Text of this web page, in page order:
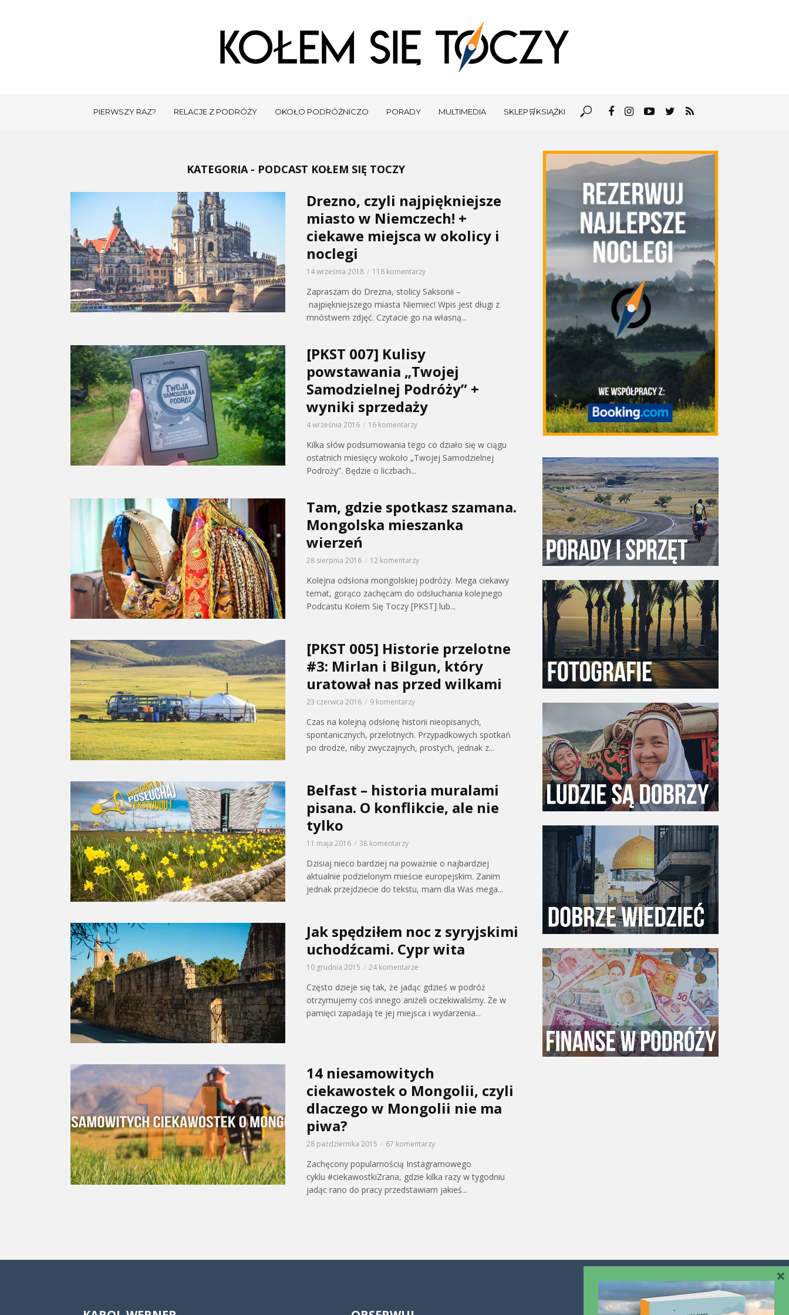
PIERWSZY RAZ? RELACJE Z PODRÓŻY OKOŁO PODRÓŻNICZO PORADY MULTIMEDIA SKLEP🛒KSIĄŻKI
KATEGORIA - PODCAST KOŁEM SIĘ TOCZY
Drezno, czyli najpiękniejsze
miasto w Niemczech! +
ciekawe miejsca w okolicy i
noclegi
14 września 2018 118 komentarzy
Zapraszam do Drezna, stolicy Saksonii –
najpiękniejszego miasta Niemiec! Wpis jest długi z
mnóstwem zdjęć. Czytacie go na własną...
[PKST 007] Kulisy
powstawania „Twojej
Samodzielnej Podróży” +
wyniki sprzedaży
4 września 2016 16 komentarzy
Kilka słów podsumowania tego co działo się w ciągu
ostatnich miesięcy wokoło „Twojej Samodzielnej
Podroży”. Będzie o liczbach...
Tam, gdzie spotkasz szamana.
Mongolska mieszanka
wierzeń
28 sierpnia 2016 12 komentarzy
Kolejna odsłona mongolskiej podróży. Mega ciekawy
temat, gorąco zachęcam do odsłuchania kolejnego
Podcastu Kołem Się Toczy [PKST] lub...
[PKST 005] Historie przelotne
#3: Mirlan i Bilgun, który
uratował nas przed wilkami
23 czerwca 2016 9 komentarzy
Czas na kolejną odsłonę historii nieopisanych,
spontanicznych, przelotnych. Przypadkowych spotkań
po drodze, niby zwyczajnych, prostych, jednak z...
Belfast – historia muralami
pisana. O konflikcie, ale nie
tylko
11 maja 2016 38 komentarzy
Dzisiaj nieco bardziej na poważnie o najbardziej
aktualnie podzielonym mieście europejskim. Zanim
jednak przejdziecie do tekstu, mam dla Was mega...
Jak spędziłem noc z syryjskimi
uchodźcami. Cypr wita
10 grudnia 2015 24 komentarze
Często dzieje się tak, że jadąc gdzieś w podróż
otrzymujemy coś innego aniżeli oczekiwaliśmy. Że w
pamięci zapadają te jej miejsca i wydarzenia...
14 niesamowitych
ciekawostek o Mongolii, czyli
dlaczego w Mongolii nie ma
piwa?
28 października 2015 67 komentarzy
Zachęcony popularnością Instagramowego
cyklu #ciekawostkiZrana, gdzie kilka razy w tygodniu
jadąc rano do pracy przedstawiam jakieś...
×